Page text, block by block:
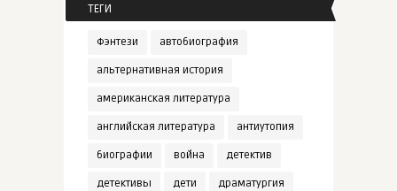
ТЕГИ
Фэнтези автобиография
альтернативная история
американская литература
английская литература антиутопия
биографии война детектив
детективы дети драматургия